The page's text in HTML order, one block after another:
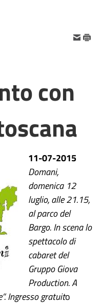
con
11-07-2015
Domani,
domenica 12
luglio, alle 21.15,
al parco del
Bargo. In scena lo
spettacolo di
cabaret del
Gruppo Giova
Production. A
Ingresso gratuito